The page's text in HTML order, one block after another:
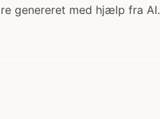
genereret med hjælp fra AI.